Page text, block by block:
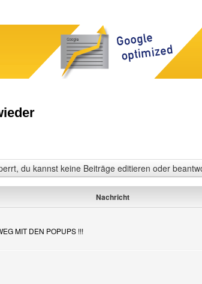
du kannst keine Beiträge editieren oder
Nachricht
MIT DEN POPUPS !!!